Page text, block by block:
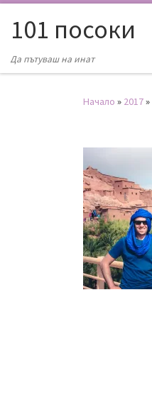
101 посоки
Да пътуваш на инат
Начало » 2017»